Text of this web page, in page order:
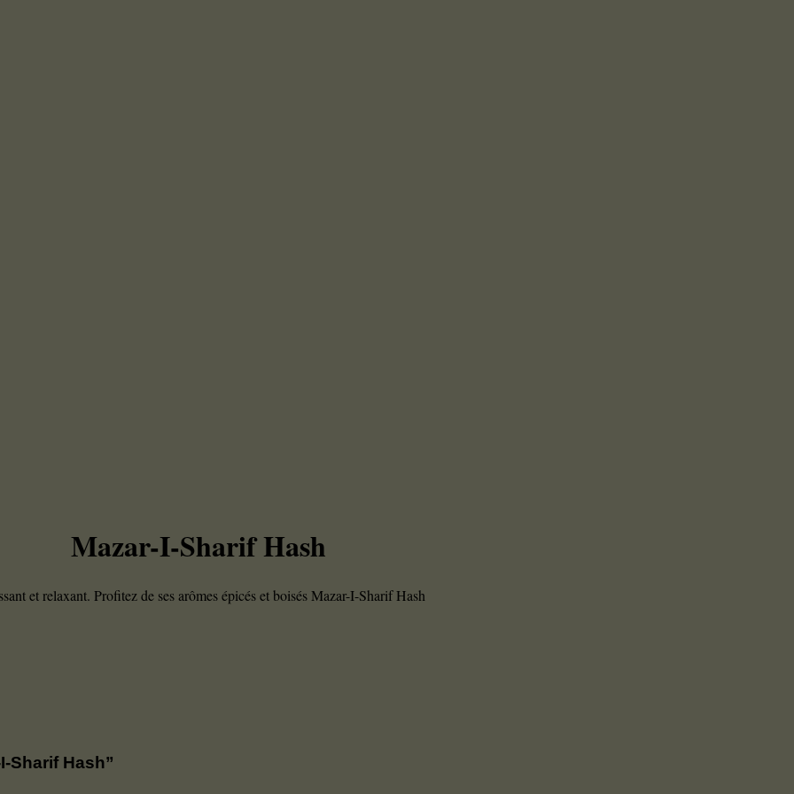
Mazar-I-Sharif Hash
et relaxant. Profitez de ses arômes épicés et boisés Mazar-I-Sharif Hash
Sharif Hash”